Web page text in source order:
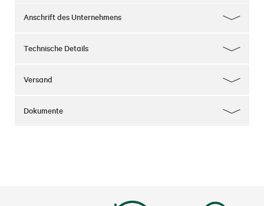
Anschrift des Unternehmens
Technische Details
Versand
Dokumente